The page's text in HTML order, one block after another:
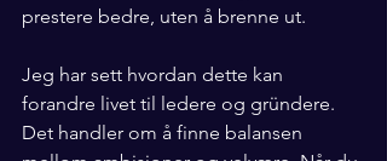
prestere bedre, uten å brenne ut.
Jeg har sett hvordan dette kan
forandre livet til ledere og gründere.
Det handler om å finne balansen